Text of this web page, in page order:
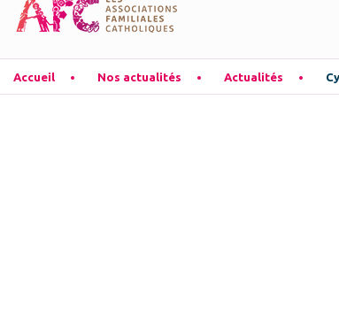
Accueil Nos actualités Actualités